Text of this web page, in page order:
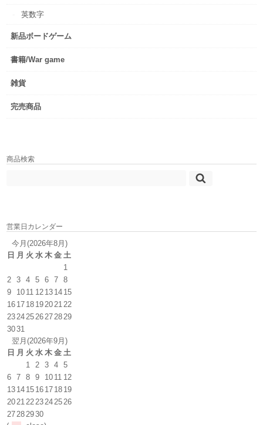
英数字
新品ボードゲーム
書籍/War game
雑貨
完売商品
商品検索
営業日カレンダー
今月(2026年8月)
日 月 火 水 木 金 土
1
2
3 4 5 6 7
8
9
10 11 12 13 14 15
16 17 18 19202122
23242526272829
3031
翌月(2026年9月)
日 月 火 水 木 金 土
1
2 3 4
5
6
7 8 9 10 11 12
13 14 15 16 17 18 19
20212223242526
27282930